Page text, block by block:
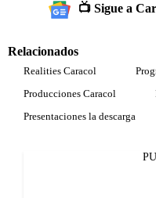
📺 Sigue a
Relacionados
Realities Caracol
Producciones Caracol
Presentaciones la descarga